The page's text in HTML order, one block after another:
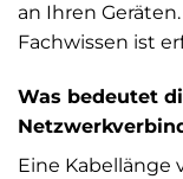
an Ihren
Fachwissen ist
Was bedeutet
Eine Kabellänge